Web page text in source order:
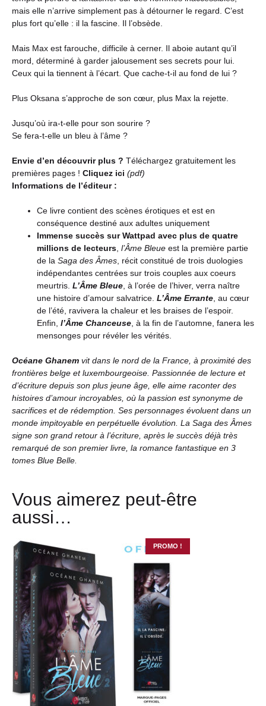
mais elle n’arrive simplement pas à détourner le regard. C’est
plus fort qu’elle : il la fascine. Il l’obsède.
Mais Max est farouche, difficile à cerner. Il aboie autant qu’il
mord, déterminé à garder jalousement ses secrets pour lui.
Ceux qui la tiennent à l’écart. Que cache-t-il au fond de lui ?
Plus Oksana s’approche de son cœur, plus Max la rejette.
Jusqu’où ira-t-elle pour son sourire ?
Se fera-t-elle un bleu à l’âme ?
Envie d’en découvrir plus ? Téléchargez gratuitement les
premières pages ! Cliquez ici (pdf)
Informations de l’éditeur :
Ce livre contient des scènes érotiques et est en
conséquence destiné aux adultes uniquement
Immense succès sur Wattpad avec plus de quatre
millions de lecteurs l’Âme Bleue est la première partie
de la Saga des Âmes , récit constitué de trois duologies
indépendantes centrées sur trois couples aux coeurs
meurtris. L’Âme Bleue , à l’orée de l’hiver, verra naître
une histoire d’amour salvatrice. L’Âme Errante , au cœur
de l’été, ravivera la chaleur et les braises de l’espoir.
Enfin, l’Âme Chanceuse , à la fin de l’automne, fanera les
mensonges pour révéler les vérités.
Océane Ghanem vit dans le nord de la France, à proximité des
frontières belge et luxembourgeoise. Passionnée de lecture et
d’écriture depuis son plus jeune âge, elle aime raconter des
histoires d’amour incroyables, où la passion est synonyme de
sacrifices et de rédemption. Ses personnages évoluent dans un
monde impitoyable en perpétuelle évolution. La Saga des Âmes
signe son grand retour à l’écriture, après le succès déjà très
remarqué de son premier livre, la romance fantastique en 3
tomes Blue Belle
Vous aimerez peut-être
aussi…
PROMO !